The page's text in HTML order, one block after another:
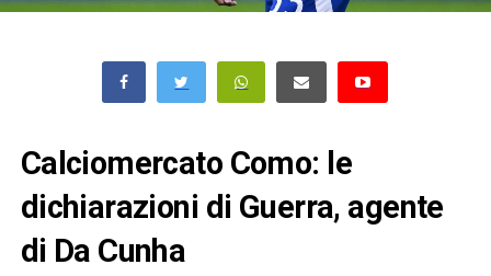
Calciomercato Como: le
dichiarazioni di Guerra, agente
di Da Cunha